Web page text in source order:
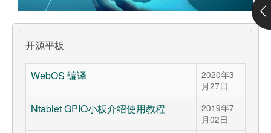
开源平板
WebOS 编译
2020年3
月27日
Ntablet GPIO小板介绍使用教程
2019年7
月02日